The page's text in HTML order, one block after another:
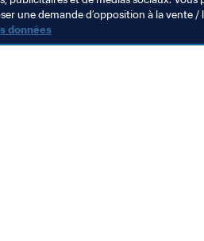
une demande d’opposition à la vente
données